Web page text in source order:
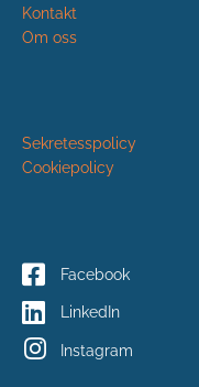
Kontakt
Om oss
Sekretesspolicy
Cookiepolicy
Facebook
LinkedIn
Instagram